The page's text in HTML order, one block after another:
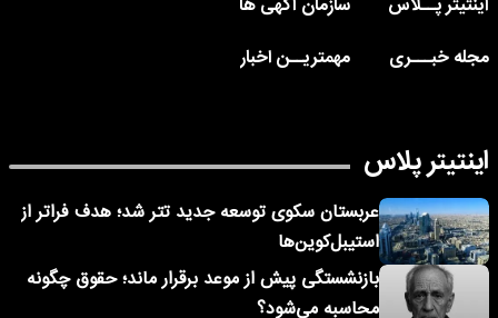
اینتیتر پــلاس
سازمان آگهی ها
مجله خبـــری
مهمتریــن اخبار
اینتیتر پلاس
عربستان سکوی توسعه جدید تتر شد؛ هدف فراتر از
استیبل‌کوین‌ها
بازنشستگی پیش از موعد برقرار ماند؛ حقوق چگونه
محاسبه می‌شود؟